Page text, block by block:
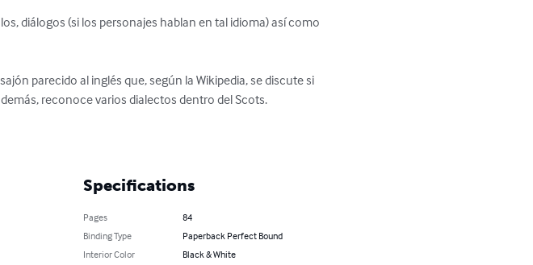
diálogos (si los personajes hablan en tal idioma) así como
parecido al inglés que, según la Wikipedia, se discute si
reconoce varios dialectos dentro del Scots.
Specifications
Pages
84
Binding Type
Paperback Perfect Bound
Interior Color
Black & White